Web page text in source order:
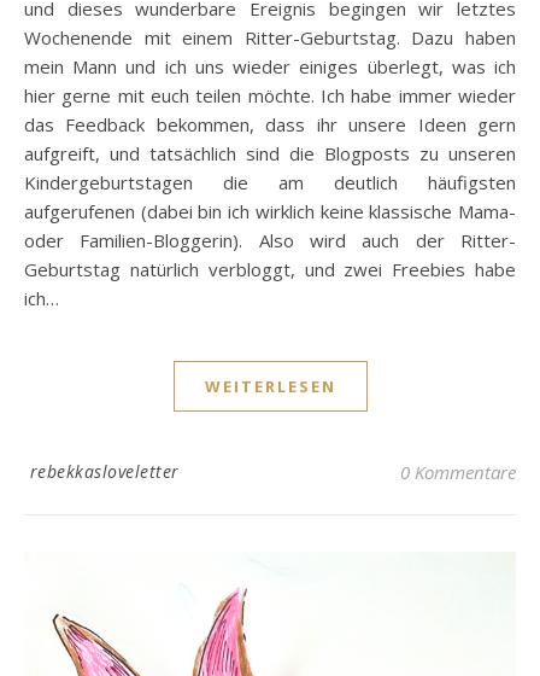
und dieses wunderbare Ereignis begingen wir letztes
Wochenende mit einem Ritter-Geburtstag. Dazu haben
mein Mann und ich uns wieder einiges überlegt, was ich
hier gerne mit euch teilen möchte. Ich habe immer wieder
das Feedback bekommen, dass ihr unsere Ideen gern
aufgreift, und tatsächlich sind die Blogposts zu unseren
Kindergeburtstagen die am deutlich häufigsten
aufgerufenen (dabei bin ich wirklich keine klassische Mama-
oder Familien-Bloggerin). Also wird auch der Ritter-
Geburtstag natürlich verbloggt, und zwei Freebies habe
ich…
WEITERLESEN
rebekkasloveletter 0 Kommentare